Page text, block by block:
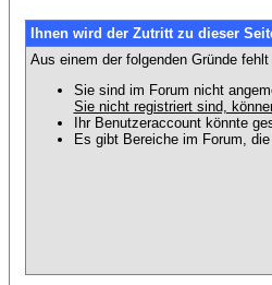
Ihnen wird der Zutritt zu dieser
Aus einem der folgenden Gründe
Sie sind im Forum nicht
Sie nicht registriert sind,
Ihr Benutzeraccount könnte
Es gibt Bereiche im Forum,